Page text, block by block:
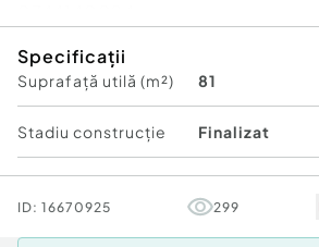
Suprafaţă totală: 88 m²
Stadiu construcţie:
Finalizat
Tip imobil:Casă/Vilă
Specificații
Suprafață utilă (m²) 81
Stadiu construcţie Finalizat
ID: 16670925 299